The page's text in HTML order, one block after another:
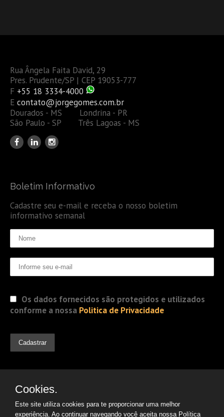
Rua Ângela Faita David, 29
Pres. Prudente/SP | CEP 19053-777
F +55 18 3334-4000
E contato@jorgegomes.com.br
Dourados - MS Londrina - PR
São Paulo - SP Três Lagoas - MS
Boletim Informativo
Cadastre seu e-mail e receba o nosso boletim
informativo semanal
Os dados fornecidos são protegidos e utilizados
conforme a nossa Politica de Privacidade
Cookies.
Este site utiliza cookies para te proporcionar uma melhor
experiência. Ao continuar navegando você aceita nossa Política